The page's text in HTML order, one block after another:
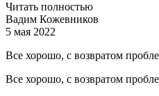
Читать полностью
Вадим Кожевников
5 мая 2022
Все хорошо, с возвратом
Все хорошо, с возвратом